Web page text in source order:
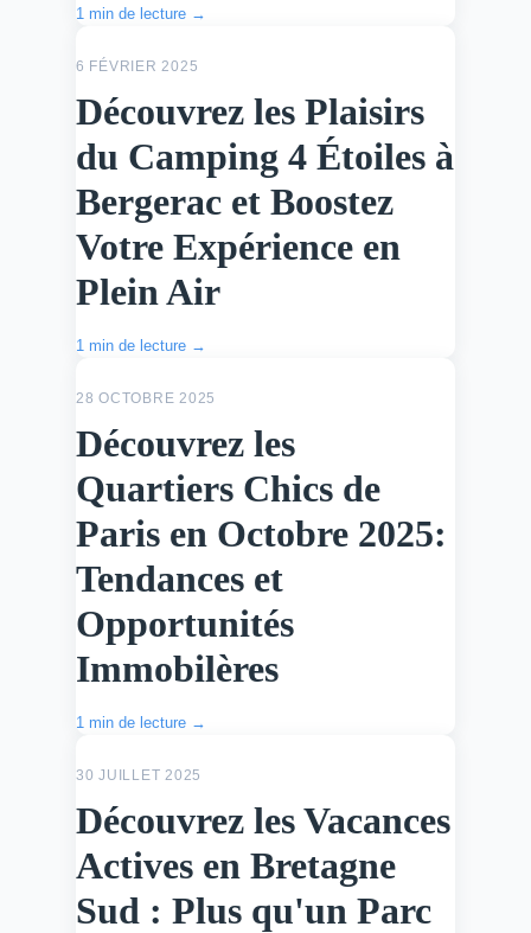
1 min de lecture →
ACTU
6 FÉVRIER 2025
Découvrez les Plaisirs
du Camping 4 Étoiles à
Bergerac et Boostez
Votre Expérience en
Plein Air
1 min de lecture →
28 OCTOBRE 2025
Découvrez les
Quartiers Chics de
Paris en Octobre 2025:
Tendances et
Opportunités
Immobilères
1 min de lecture →
30 JUILLET 2025
Découvrez les Vacances
Actives en Bretagne
Sud : Plus qu'un Parc